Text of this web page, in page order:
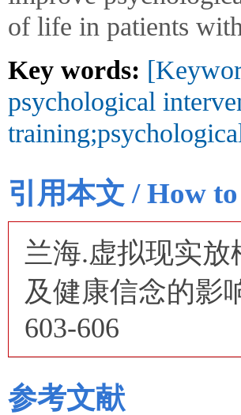
of life in patients
Key words:
psychological
引用本文 / How
兰海.虚拟现实
及健康信念的影
603-606
参考文献